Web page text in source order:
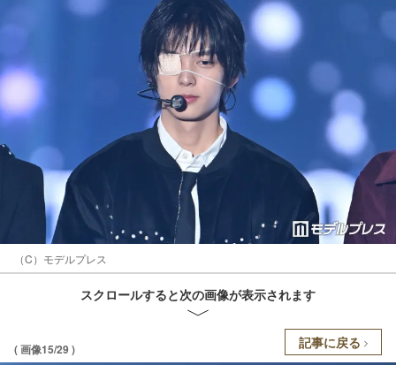
（C）モデルプレス
スクロールすると次の画像が表示されます
( 画像15/29 ) 記事に戻る